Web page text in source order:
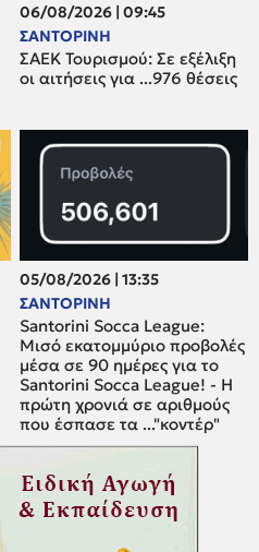
06/08/2026 | 09:45
ΣΑΝΤΟΡΙΝΗ
ΣΑΕΚ Τουρισμού: Σε εξέλιξη
οι αιτήσεις για ...976 θέσεις
05/08/2026 | 13:35
ΣΑΝΤΟΡΙΝΗ
Santorini Socca League:
Μισό εκατομμύριο προβολές
μέσα σε 90 ημέρες για το
Santorini Socca League! - Η
πρώτη χρονιά σε αριθμούς
που έσπασε τα ..."κοντέρ"